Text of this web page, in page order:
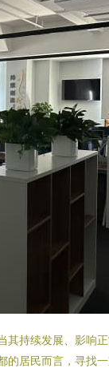
其持续发展、影响
的居民而言，寻找